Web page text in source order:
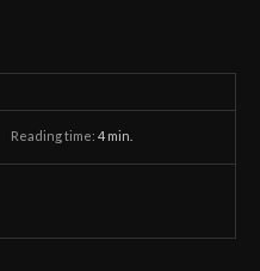
Reading time: 4 min.